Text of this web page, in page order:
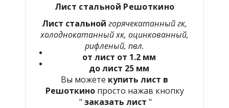
Лист стальной Решоткино
Лист стальной горячекатанный гк,
холоднокатанный хк, оцинкованный,
рифленый, пвл.
от лист от 1.2 мм
до лист 25 мм
Вы можете купить лист в
Решоткино просто нажав кнопку
" заказать лист "